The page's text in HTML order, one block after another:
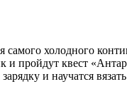
холодного
квест
и научатся